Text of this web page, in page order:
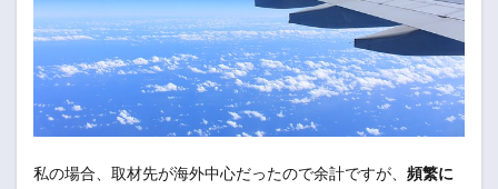
私の場合、取材先が海外中心だったので余計ですが、 頻繁に